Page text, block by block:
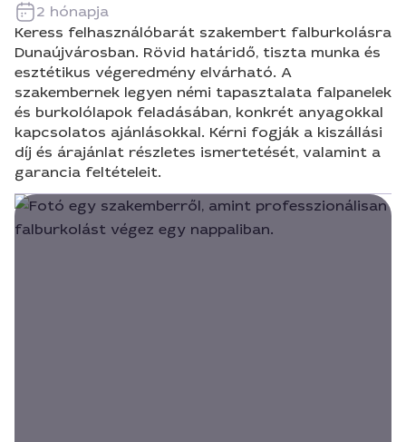
2 hónapja
Keress felhasználóbarát szakembert falburkolásra
Dunaújvárosban. Rövid határidő, tiszta munka és
esztétikus végeredmény elvárható. A
szakembernek legyen némi tapasztalata falpanelek
és burkolólapok feladásában, konkrét anyagokkal
kapcsolatos ajánlásokkal. Kérni fogják a kiszállási
díj és árajánlat részletes ismertetését, valamint a
garancia feltételeit.